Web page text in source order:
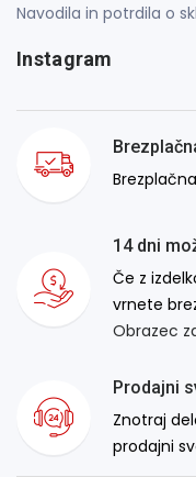
Navodila in potrdila o
Instagram
14 dni
Če z
vrnete
Obrazec
Prodajni
Znotraj
prodajni